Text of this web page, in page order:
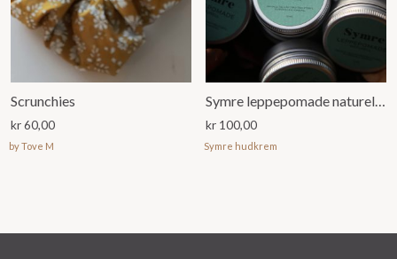
Scrunchies
kr60,00
by Tove M
kr 100,00
Symre hudkrem